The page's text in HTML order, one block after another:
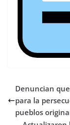
Denuncian
para la
pueblos